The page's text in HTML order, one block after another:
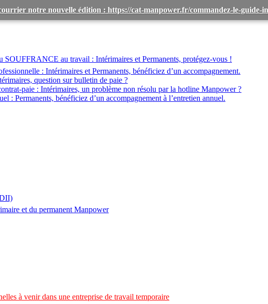
SOUFFRANCE au travail : Intérimaires et Permanents, protégez-vous !
: Intérimaires et Permanents, bénéficiez d’un accompagnement.
question sur bulletin de paie ?
paie : Intérimaires, un problème non résolu par la hotline Manpower ?
: Permanents, bénéficiez d’un accompagnement à l’entretien annuel.
et du permanent Manpower
à venir dans une entreprise de travail temporaire
notre nouvelle édition : https://cat-manpower.fr/commandez-le-guide-